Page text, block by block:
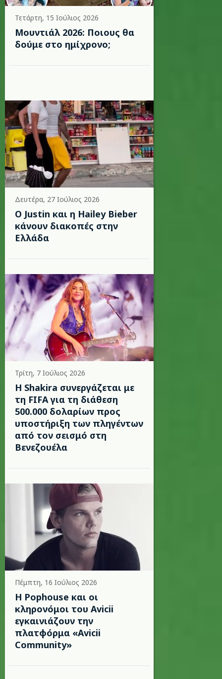
Τετάρτη, 15 Ιούλιος 2026
Μουντιάλ 2026: Ποιους θα
δούμε στο ημίχρονο;
Δευτέρα, 27 Ιούλιος 2026
Ο Justin και η Hailey Bieber
κάνουν διακοπές στην
Ελλάδα
Τρίτη, 7 Ιούλιος 2026
Η Shakira συνεργάζεται με
τη FIFA για τη διάθεση
500.000 δολαρίων προς
υποστήριξη των πληγέντων
από τον σεισμό στη
Βενεζουέλα
Πέμπτη, 16 Ιούλιος 2026
Η Pophouse και οι
κληρονόμοι του Avicii
εγκαινιάζουν την
πλατφόρμα «Avicii
Community»